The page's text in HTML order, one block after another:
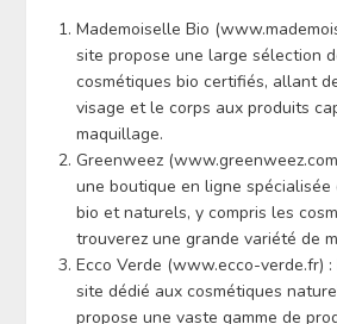
Mademoiselle Bio
site propose une large sélection
cosmétiques bio certifiés, allant
visage et le corps aux produits
maquillage.
Greenweez
une boutique en ligne
bio et naturels, y compris les
trouverez une grande variété de
Ecco Verde (www.ecco-verde.fr)
site dédié aux cosmétiques
propose une vaste gamme de